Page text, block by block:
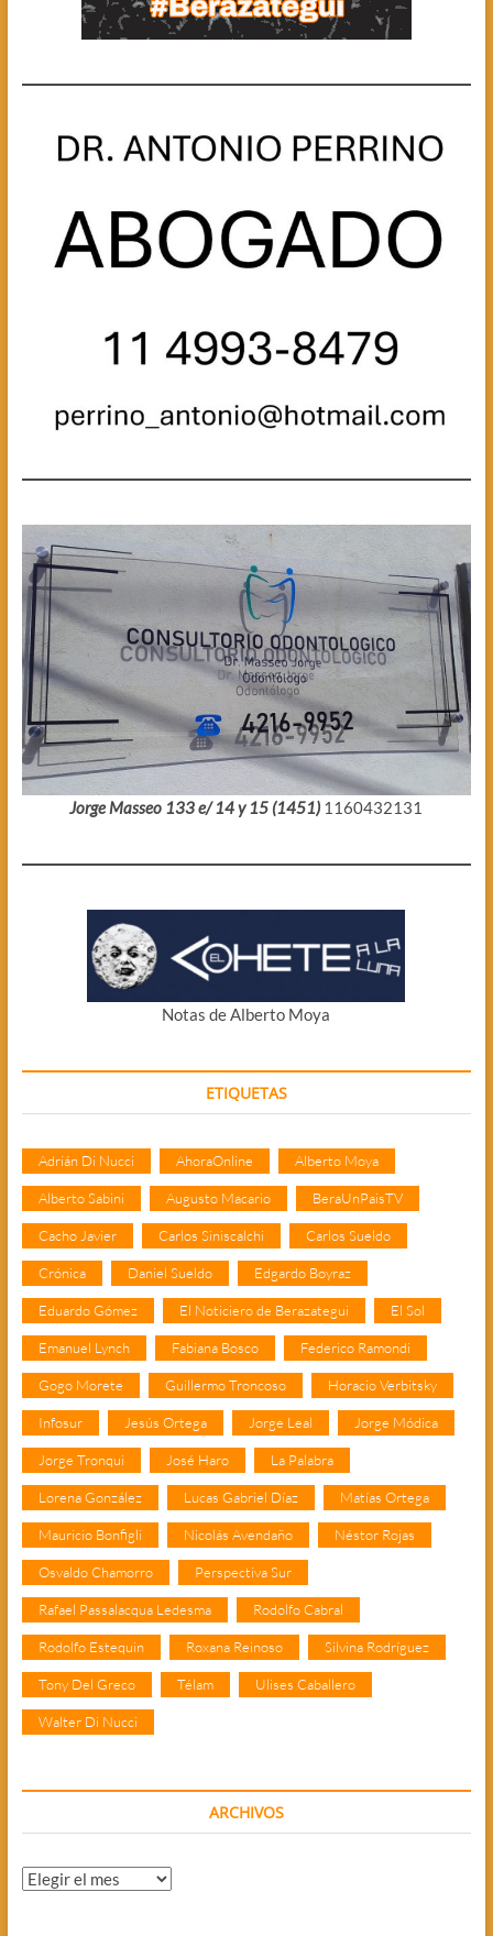
Jorge Masseo 133 e/ 14 y 15 (1451) 1160432131
Notas de Alberto Moya
ETIQUETAS
Adrián Di Nucci AhoraOnline Alberto Moya
Alberto Sabini Augusto Macario BeraUnPaisTV
Cacho Javier Carlos Siniscalchi Carlos Sueldo
Crónica Daniel Sueldo Edgardo Boyraz
Eduardo Gómez El Noticiero de Berazategui El Sol
Emanuel Lynch Fabiana Bosco Federico Ramondi
Gogo Morete Guillermo Troncoso Horacio Verbitsky
Infosur Jesús Ortega Jorge Leal Jorge Módica
Jorge Tronqui José Haro La Palabra
Lorena González Lucas Gabriel Díaz Matías Ortega
Mauricio Bonfigli Nicolás Avendaño Néstor Rojas
Osvaldo Chamorro Perspectiva Sur
Rafael Passalacqua Ledesma Rodolfo Cabral
Rodolfo Estequin Roxana Reinoso Silvina Rodríguez
Tony Del Greco Télam Ulises Caballero
Walter Di Nucci
ARCHIVOS
Archivos